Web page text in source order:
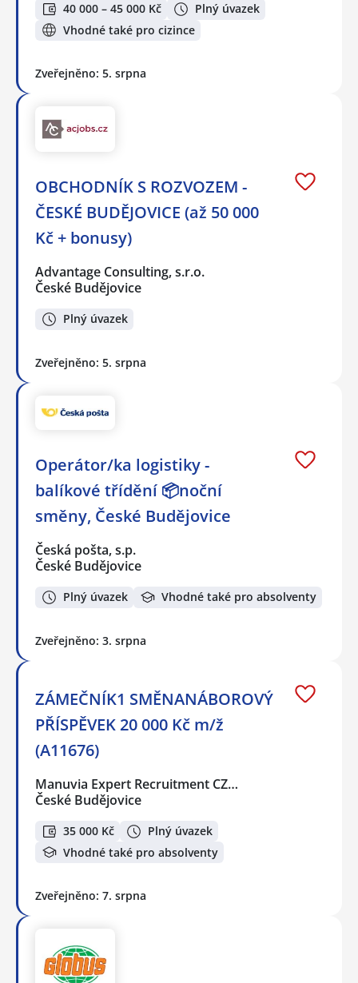
40 000 – 45 000 Kč
Plný úvazek
Vhodné také pro cizince
Zveřejněno: 5. srpna
OBCHODNÍK S ROZVOZEM -
ČESKÉ BUDĚJOVICE (až 50 000
Kč + bonusy)
Advantage Consulting, s.r.o.
České Budějovice
Plný úvazek
Zveřejněno: 5. srpna
Operátor/ka logistiky -
balíkové třídění 📦noční
směny, České Budějovice
Česká pošta, s.p.
České Budějovice
Plný úvazek Vhodné také pro absolventy
Zveřejněno: 3. srpna
ZÁMEČNÍK1 SMĚNANÁBOROVÝ
PŘÍSPĚVEK 20 000 Kč m/ž
(A11676)
Manuvia Expert Recruitment CZ…
České Budějovice
35 000 Kč
Plný úvazek
Vhodné také pro absolventy
Zveřejněno: 7. srpna